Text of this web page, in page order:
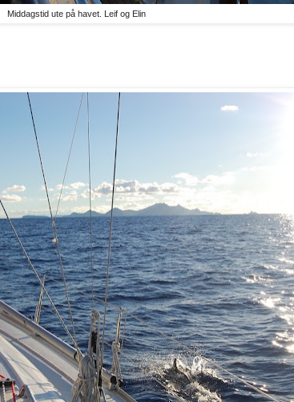
Middagstid ute på havet. Leif og Elin